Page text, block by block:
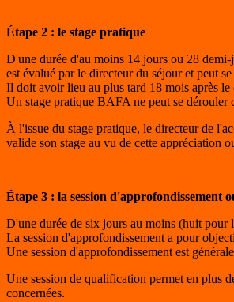
Étape 2 : le stage pratique
D'une durée d'au moins 14 jours ou 28
est évalué par le directeur du séjour et peut
Il doit avoir lieu au plus tard 18 mois après le
Un stage pratique BAFA ne peut se dérouler
À l'issue du stage pratique, le directeur de
valide son stage au vu de cette appréciation
Étape 3 : la session d'approfondissement
D'une durée de six jours au moins (huit pour
La session d'approfondissement a pour
Une session d'approfondissement est
Une session de qualification permet en plus
concernées.